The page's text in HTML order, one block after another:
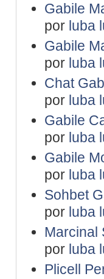
Gabile
por luba
Gabile
por luba
Chat
por luba
Gabile
por luba
Gabile
por luba
Sohbet
por luba
Marcinal
por luba
Plicell